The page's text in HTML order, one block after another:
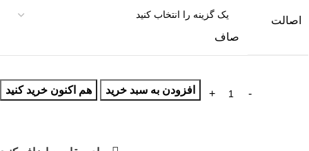
اصالت
صاف
افزودن به سبد خرید هم اکنون خرید کنید